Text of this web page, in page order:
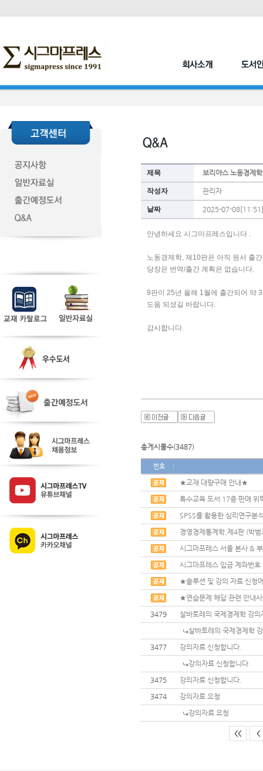
제목 보리야스 노동경제
작성자 관리자
날짜 2025-07-08[11:51]
안녕하세요 시그마프레스입니다 .
노동경제학, 제10판은 아직 원서 출
당장은 번역/출간 계획은 없습니다.
9판이 25년 올해 1월에 출간되어 약
도움 되셨길 바랍니다.
감사합니다.
총게시물수(3487)
번호
★교재 대량구매 안내★
특수교육 도서 17종 판매 위
SPSS를 활용한 심리연구분
경영경제통계학,제4판 (박
시그마프레스 서울 본사 &
시그마프레스 입금 계좌번호
★솔루션 및 강의 자료 신청
★연습문제 해답 관련 안내
3479
살바토레의 국제경제학 강의
살바토레의 국제경제학
3477
강의자료 신청합니다.
강의자료 신청합니다.
3475
강의자료 신청합니다.
3474
강의자료 요청
강의자료 요청
<< <